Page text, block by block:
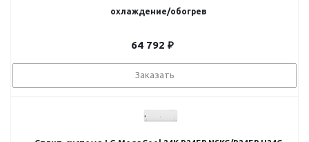
охлаждение/обогрев
64 792 ₽
Заказать